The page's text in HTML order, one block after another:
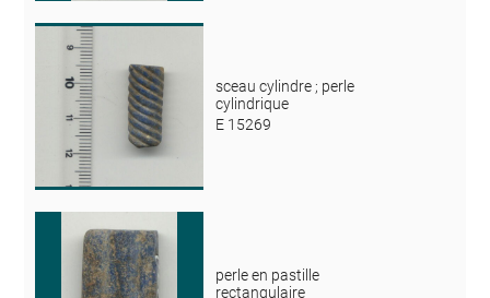
sceau cylindre ; perle
cylindrique
E 15269
perle en pastille
rectangulaire